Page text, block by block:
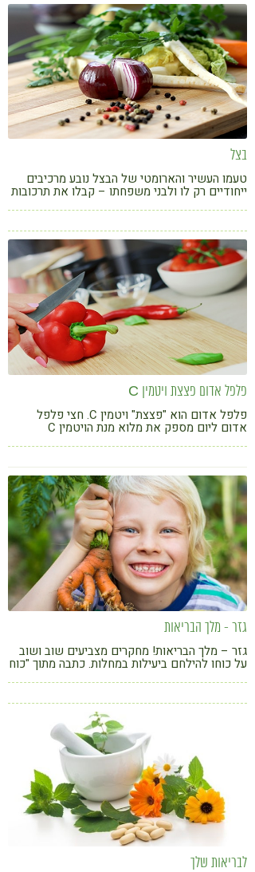
קורונה
טבעונות
בצל
טעמו העשיר והארומטי של הבצל נובע מרכיבים
ייחודיים רק לו ולבני משפחתו – קבלו את תרכובות
פלפל אדום פצצת ויטמין C
פלפל אדום הוא "פצצת" ויטמין C. חצי פלפל
אדום ליום מספק את מלוא מנת הויטמין C
גזר - מלך הבריאות
גזר – מלך הבריאות! מחקרים מצביעים שוב ושוב
על כוחו להילחם ביעילות במחלות. כתבה מתוך "כוח
הצבע" - המדריך השלם לצריכת ירקות מ-5 קבוצות
הצבע בעריכת מועצת הצמחים ענף ירקות
לבריאות שלך